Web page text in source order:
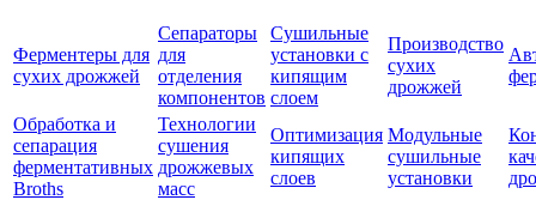
Ферментеры для
сухих дрожжей
Сепараторы
для
отделения
компонентов
Сушильные
установки с
кипящим
слоем
Производство
сухих
дрожжей
Обработка и
сепарация
ферментативных
Broths
Технологии
сушения
дрожжевых
масс
Оптимизация
кипящих
слоев
Модульные
сушильные
установки